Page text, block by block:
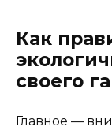
Как
своего
Главное —